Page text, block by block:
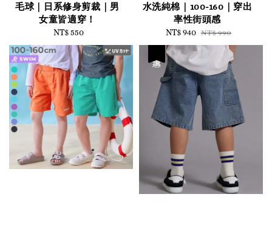
毛球｜日系修身剪裁｜男
女童皆適穿！
Regular
price
NT$ 550
水洗純棉｜100-160｜穿出
率性街頭感
Sale
price
NT$ 940 Regular
price
NT$ 990